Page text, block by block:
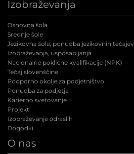
Izobraževanja
Osnovna šola
Srednje šole
Jezikovna šola, ponudba jezikovnih tečajev
Izobraževanja, usposabljanja
Nacionalne poklicne kvalifikacije (NPK)
Tečaj slovenščine
Podporno okolje za podjetništvo
Ponudba za podjetja
Karierno svetovanje
Projekti
Izobraževanje odraslih
Dogodki
O nas